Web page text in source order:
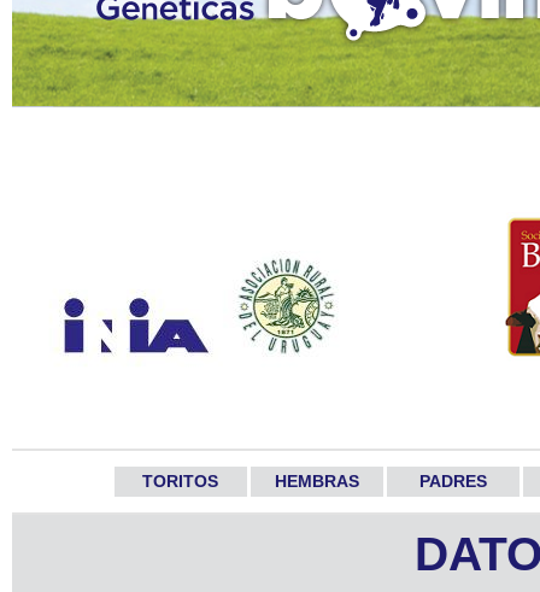
TORITOS HEMBRAS PADRES